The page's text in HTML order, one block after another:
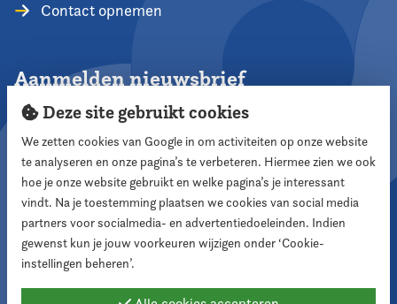
Contact opnemen
Aanmelden nieuwsbrief
Aanmelden
Volg ons
Deze site gebruikt cookies
We zetten cookies van Google in om activiteiten op onze website
te analyseren en onze pagina’s te verbeteren. Hiermee zien we ook
hoe je onze website gebruikt en welke pagina’s je interessant
vindt. Na je toestemming plaatsen we cookies van social media
partners voor socialmedia- en advertentiedoeleinden. Indien
gewenst kun je jouw voorkeuren wijzigen onder ‘Cookie-
instellingen beheren’.